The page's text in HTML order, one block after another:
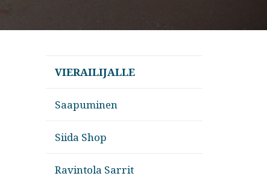
VIERAILIJALLE
Saapuminen
Siida Shop
Ravintola Sarrit